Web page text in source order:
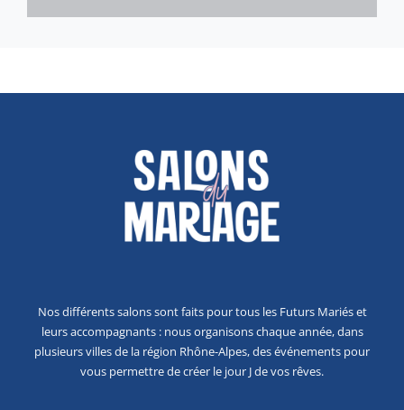
Nos différents salons sont faits pour tous les Futurs Mariés et
leurs accompagnants : nous organisons chaque année, dans
plusieurs villes de la région Rhône-Alpes, des événements pour
vous permettre de créer le jour J de vos rêves.